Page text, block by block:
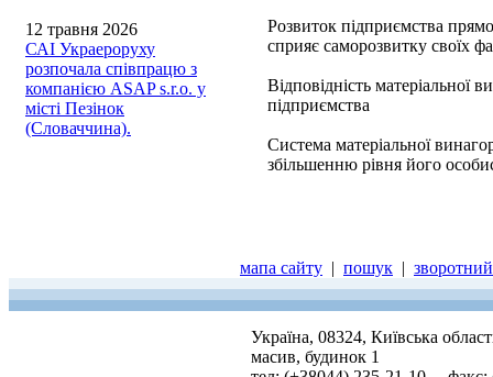
12 травня 2026
САІ Украероруху
розпочала співпрацю з
компанією ASAP s.r.o. у
місті Пезінок
(Словаччина).
Розвиток підприємства
сприяє саморозвитку своїх
Відповідність матеріальної
підприємства
Система матеріальної
збільшенню рівня його
мапа сайту | пошук |
Україна, 08324, Київська
масив, будинок 1